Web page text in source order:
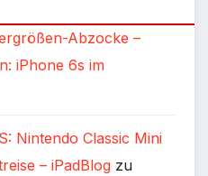
Abzocke –
iPhone 6s im
Nintendo Classic Mini
– iPadBlog zu